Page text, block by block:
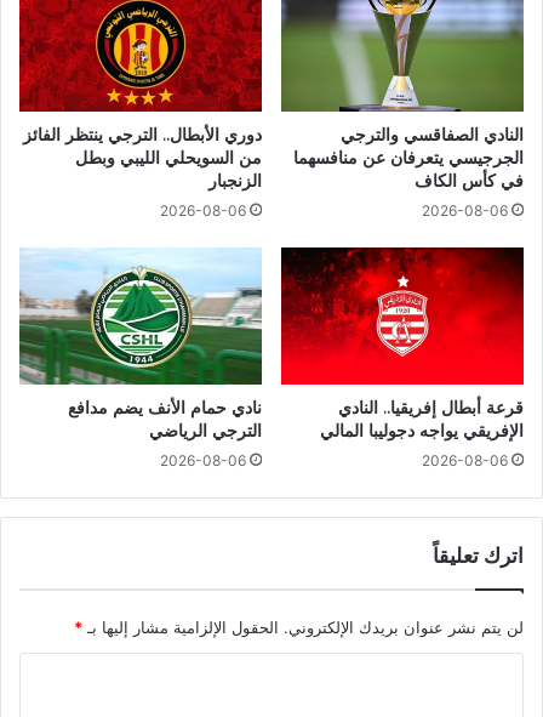
النادي الصفاقسي والترجي
الجرجيسي يتعرفان عن منافسهما
في كأس الكاف
2026-08-06
دوري الأبطال.. الترجي ينتظر الفائز
من السويحلي الليبي وبطل
الزنجبار
2026-08-06
قرعة أبطال إفريقيا.. النادي
الإفريقي يواجه دجوليبا المالي
2026-08-06
نادي حمام الأنف يضم مدافع
الترجي الرياضي
2026-08-06
اترك تعليقاً
لن يتم نشر عنوان بريدك الإلكتروني. الحقول الإلزامية مشار إليها بـ *